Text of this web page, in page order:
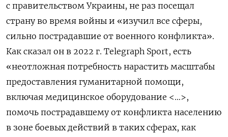
с правительством Украины, не раз посещал
страну во время войны и «изучил все сферы,
сильно пострадавшие от военного конфликта».
Как сказал он в 2022 г. Telegraph Sport, есть
«неотложная потребность нарастить масштабы
предоставления гуманитарной помощи,
включая медицинское оборудование <…>,
помочь пострадавшему от конфликта населению
в зоне боевых действий в таких сферах, как